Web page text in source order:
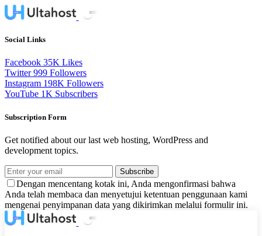
Social Links
Facebook 35K Likes
Twitter 999 Followers
Instagram 198K Followers
YouTube 1K Subscribers
Subscription Form
Get notified about our last web hosting, WordPress and
development topics.
Subscribe
Dengan mencentang kotak ini, Anda mengonfirmasi bahwa
Anda telah membaca dan menyetujui ketentuan penggunaan kami
mengenai penyimpanan data yang dikirimkan melalui formulir ini.